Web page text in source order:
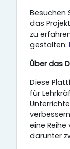
Besuchen
das
zu
gestalten:
Über das
Diese
für
eine
darunter